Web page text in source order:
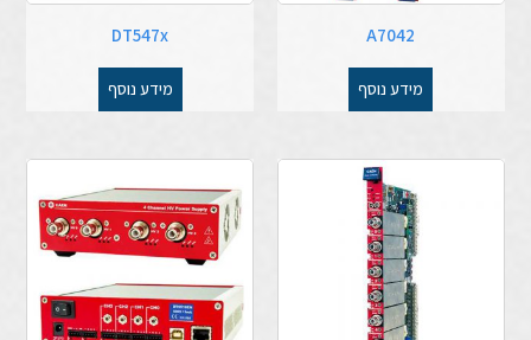
A7042
מידע נוסף
DT547x
מידע נוסף